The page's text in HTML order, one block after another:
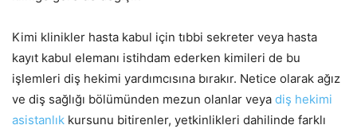
Kimi klinikler hasta kabul için tıbbi sekreter veya hasta
kayıt kabul elemanı istihdam ederken kimileri de bu
işlemleri diş hekimi yardımcısına bırakır. Netice olarak ağız
ve diş sağlığı bölümünden mezun olanlar veya diş hekimi
asistanlık kursunu bitirenler, yetkinlikleri dahilinde farklı